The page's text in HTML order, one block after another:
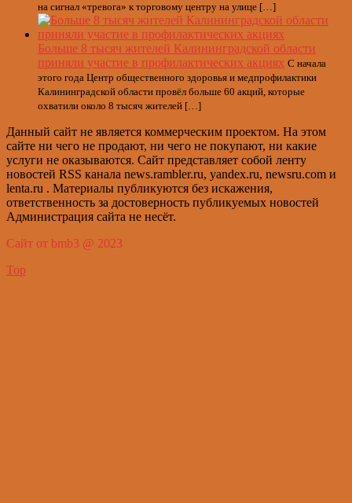
на сигнал «тревога» к торговому центру на улице […]
Больше 8 тысяч жителей Калининградской области
приняли участие в профилактических акциях С начала
этого года Центр общественного здоровья и медпрофилактики
Калининградской области провёл больше 60 акций, которые
охватили около 8 тысяч жителей […]
Данный сайт не является коммерческим проектом. На этом
сайте ни чего не продают, ни чего не покупают, ни какие
услуги не оказываются. Сайт представляет собой ленту
новостей RSS канала news.rambler.ru, yandex.ru, newsru.com и
lenta.ru . Материалы публикуются без искажения,
ответственность за достоверность публикуемых новостей
Администрация сайта не несёт.
Сайт от bmb3 @ 2023
Top